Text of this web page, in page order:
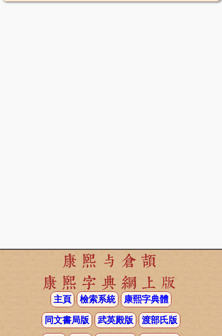
康熙与倉頡
康熙字典網上版
主頁 檢索系統 康熙字典體
同文書局版 武英殿版 渡部氏版